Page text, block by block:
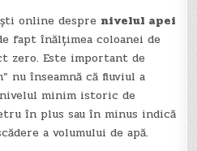
online despre nivelul apei
fapt înălțimea coloanei de
zero. Este important de
nu înseamnă că fluviul a
minim istoric de
în plus sau în minus indică
a volumului de apă.